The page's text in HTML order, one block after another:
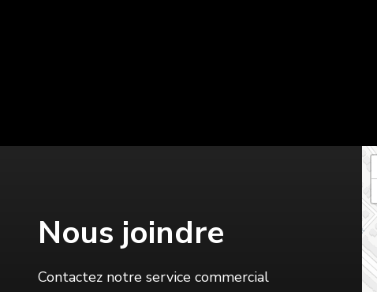
Nous joindre
Contactez notre service commercial